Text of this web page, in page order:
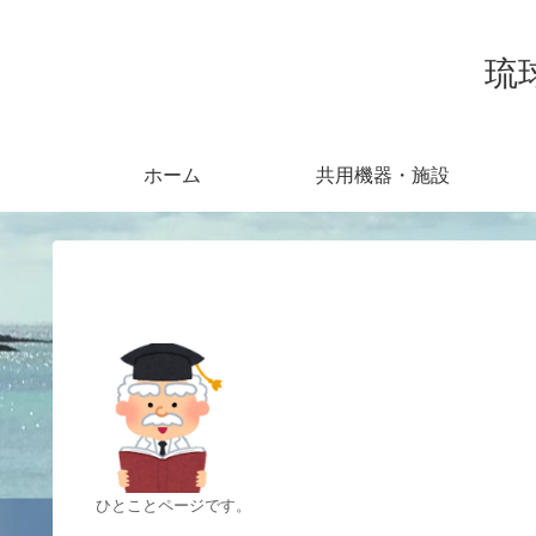
琉
ホーム 共用機器・施設
ひとことページです。